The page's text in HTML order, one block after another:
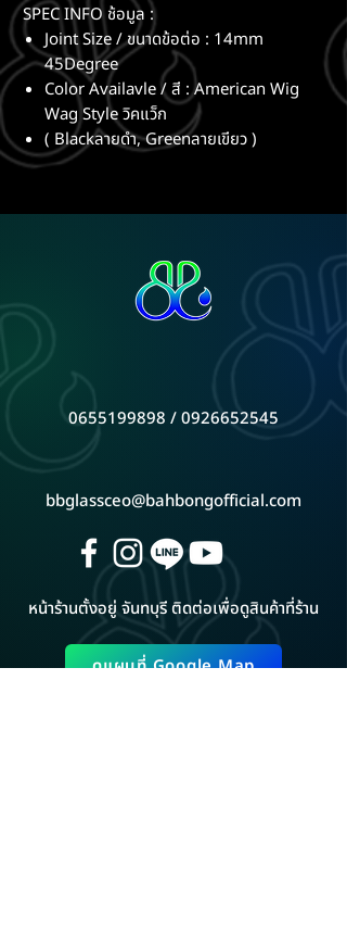
SPEC INFO ช้อมูล :
Joint Size / ขนาดข้อต่อ : 14mm
45Degree
Color Availavle / สี : American Wig
Wag Style วิคแว็ก
( Blackลายดำ, Greenลายเขียว )
0655199898 / 0926652545
bbglassceo@bahbongofficial.com
หน้าร้านตั้งอยู่ จันทบุรี ติดต่อเพื่อดูสินค้าที่ร้าน
ดูแผนที่ Google Map